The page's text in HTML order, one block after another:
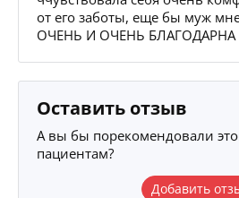
от его заботы, еще бы муж
ОЧЕНЬ И ОЧЕНЬ БЛАГОДАРНА
Оставить отзыв
А вы бы порекомендовали
пациентам?
Добавить